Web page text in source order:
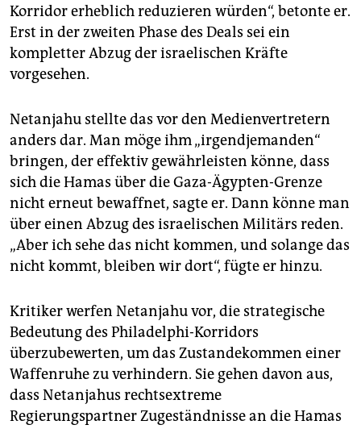
Korridor erheblich reduzieren würden“, betonte er.
Erst in der zweiten Phase des Deals sei ein
kompletter Abzug der israelischen Kräfte
vorgesehen.
Netanjahu stellte das vor den Medienvertretern
anders dar. Man möge ihm „irgendjemanden“
bringen, der effektiv gewährleisten könne, dass
sich die Hamas über die Gaza-Ägypten-Grenze
nicht erneut bewaffnet, sagte er. Dann könne man
über einen Abzug des israelischen Militärs reden.
„Aber ich sehe das nicht kommen, und solange das
nicht kommt, bleiben wir dort“, fügte er hinzu.
Kritiker werfen Netanjahu vor, die strategische
Bedeutung des Philadelphi-Korridors
überzubewerten, um das Zustandekommen einer
Waffenruhe zu verhindern. Sie gehen davon aus,
dass Netanjahus rechtsextreme
Regierungspartner Zugeständnisse an die Hamas